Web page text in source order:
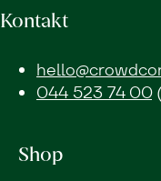
Kontakt
044 523 74 00
Shop